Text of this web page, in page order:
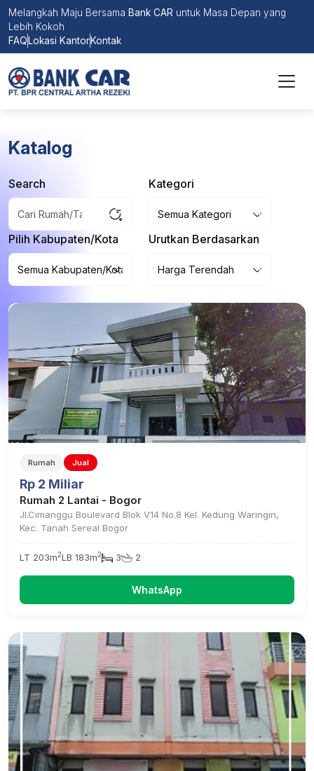
Melangkah Maju Bersama Bank CAR untuk Masa Depan yang
Lebih Kokoh
FAQ Lokasi KantorKontak
Katalog
Search Kategori
Pilih Kabupaten/Kota Urutkan Berdasarkan
Rumah Jual
Rp 2 Miliar
Rumah 2 Lantai - Bogor
Jl.Cimanggu Boulevard Blok V14 No.8 Kel. Kedung Waringin,
Kec. Tanah Sereal Bogor
LT 203m2LB 183m2 3 2
WhatsApp